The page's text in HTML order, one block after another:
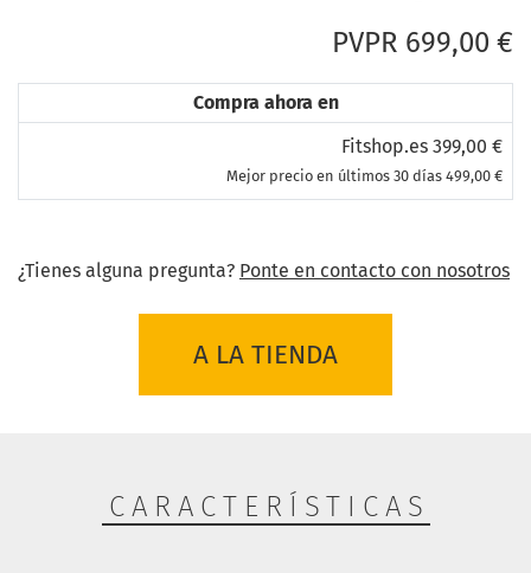
PVPR 699,00 €
Compra ahora en
Fitshop.es 399,00 €
Mejor precio en últimos 30 días 499,00 €
¿Tienes alguna pregunta? Ponte en contacto con nosotros
A LA TIENDA
CARACTERÍSTICAS